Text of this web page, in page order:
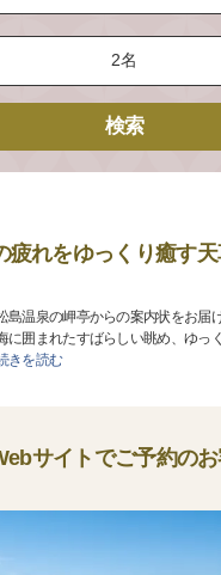
検索
疲れをゆっくり癒す
島温泉の岬亭からの案内状をお届け
に囲まれたすばらしい眺め、ゆっ
きを読む
サイトでご予約の